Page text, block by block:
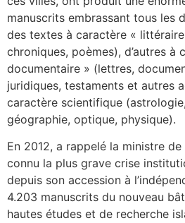
manuscrits embrassant tous les
des textes à caractère «
chroniques, poèmes), d’autres à
documentaire » (lettres,
juridiques, testaments et autres
caractère scientifique
géographie, optique, physique).
En 2012, a rappelé la ministre
connu la plus grave crise
depuis son accession à
4.203 manuscrits du nouveau
hautes études et de recherche